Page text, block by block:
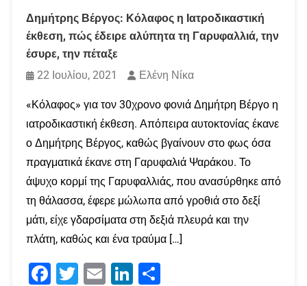
Δημήτρης Βέργος: Κόλαφος η Ιατροδικαστική
έκθεση, πώς έδειρε αλύπητα τη Γαρυφαλλιά, την
έσυρε, την πέταξε
22 Ιουλίου, 2021
Ελένη Νίκα
«Κόλαφος» για τον 30χρονο φονιά Δημήτρη Βέργο η
ιατροδικαστική έκθεση. Απόπειρα αυτοκτονίας έκανε
ο Δημήτρης Βέργος, καθώς βγαίνουν στο φως όσα
πραγματικά έκανε στη Γαρυφαλιά Ψαράκου. Το
άψυχο κορμί της Γαρυφαλλιάς, που ανασύρθηκε από
τη θάλασσα, έφερε μώλωπα από γροθιά στο δεξί
μάτι, είχε γδαρσίματα στη δεξιά πλευρά και την
πλάτη, καθώς και ένα τραύμα […]
Facebook
Twitter Email LinkedIn